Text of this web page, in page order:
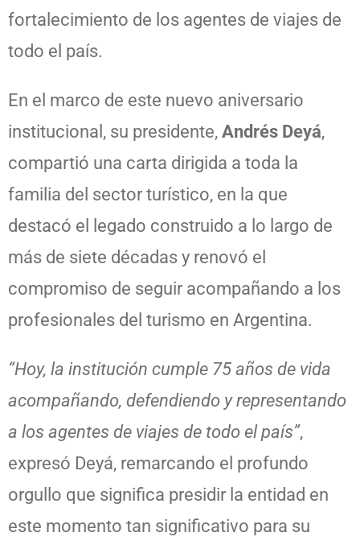
fortalecimiento de los agentes de viajes de
todo el país.
En el marco de este nuevo aniversario
institucional, su presidente, Andrés Deyá,
compartió una carta dirigida a toda la
familia del sector turístico, en la que
destacó el legado construido a lo largo de
más de siete décadas y renovó el
compromiso de seguir acompañando a los
profesionales del turismo en Argentina.
“Hoy, la institución cumple 75 años de vida
acompañando, defendiendo y representando
a los agentes de viajes de todo el país”,
expresó Deyá, remarcando el profundo
orgullo que significa presidir la entidad en
este momento tan significativo para su